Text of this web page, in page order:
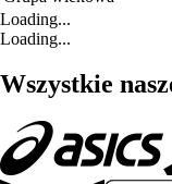
Loading...
Loading...
Wszystkie